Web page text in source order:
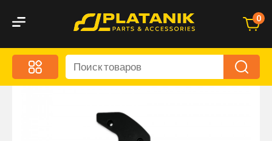
0
Меню
Акционные предложения
Дорожная кухня